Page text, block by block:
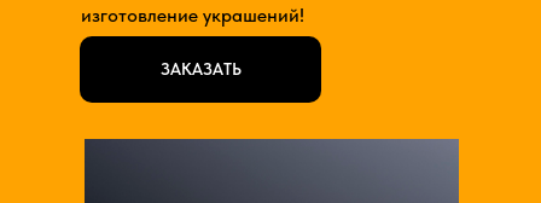
изготовление украшений!
ЗАКАЗАТЬ